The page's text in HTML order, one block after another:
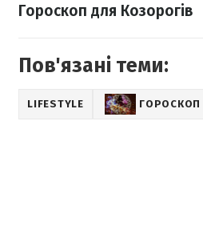
Гороскоп для Козорогів
Пов'язані теми:
LIFESTYLE ГОРОСКОП